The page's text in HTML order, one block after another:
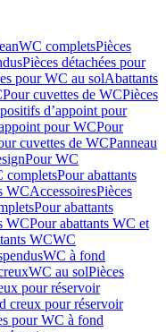
WC completsPièces
Pièces détachées pour
pour WC au solAbattants
Pour cuvettes de WCPièces
d’appoint pour
pour WCPour
cuvettes de WCPanneau
Pour WC
completsPour abattants
WCAccessoiresPièces
Pour abattants
WCPour abattants WC et
WCWC
WC à fond
WC au solPièces
pour réservoir
creux pour réservoir
pour WC à fond